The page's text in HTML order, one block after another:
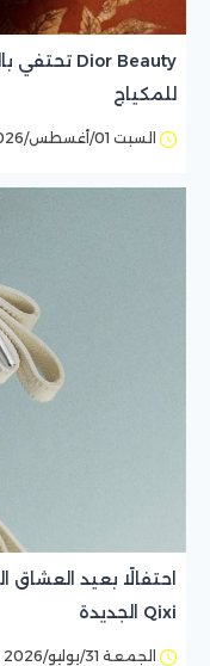
للمكياج
السبت 01/أغسطس/2026 - 05:19 م
Qixi الجديدة
الجمعة 31/يوليو/2026 - 01:29 م